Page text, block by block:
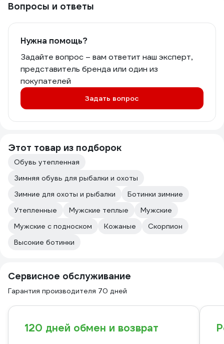
Вопросы и ответы
Нужна помощь?
Задайте вопрос – вам ответит наш эксперт,
представитель бренда или один из
покупателей
Задать вопрос
Этот товар из подборок
Обувь утепленная
Зимняя обувь для рыбалки и охоты
Зимние для охоты и рыбалки
Ботинки зимние
Утепленные
Мужские теплые
Мужские
Мужские с подноском
Кожаные
Скорпион
Высокие ботинки
Сервисное обслуживание
Гарантия производителя 70 дней
120 дней обмен и возврат